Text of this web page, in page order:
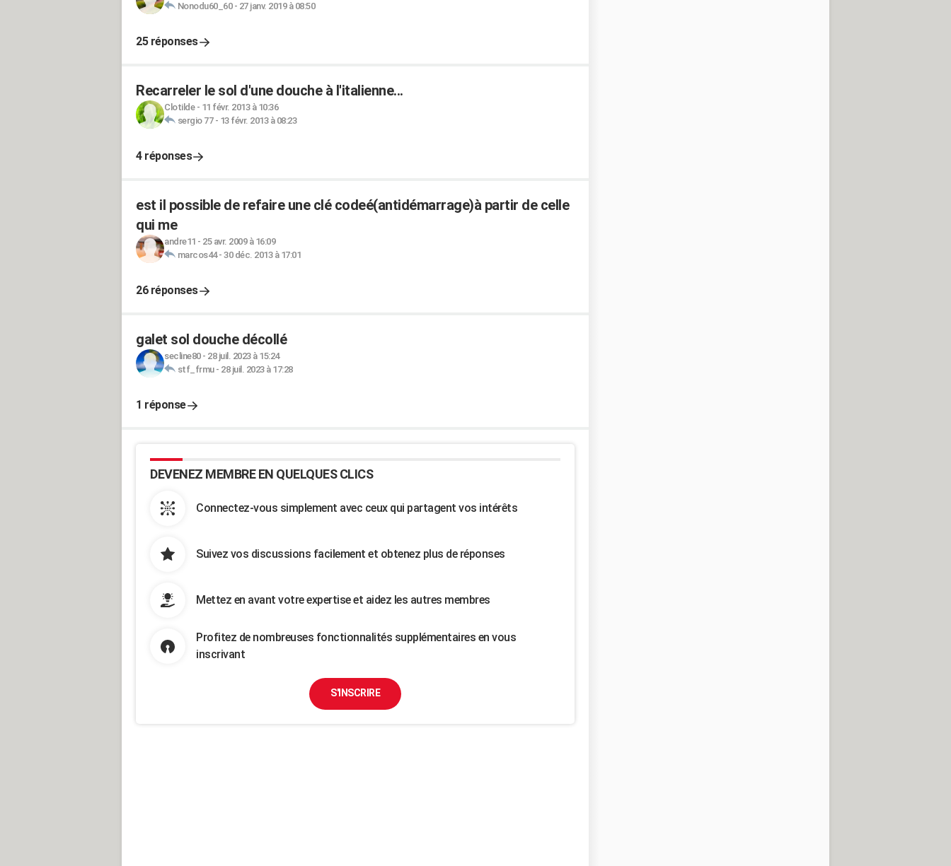
Nonodu60_60- 27 janv. 2019 à 08:50
25 réponses
Recarreler le sol d'une douche à l'italienne...
Clotilde- 11 févr. 2013 à 10:36
sergio 77- 13 févr. 2013 à 08:23
4 réponses
est il possible de refaire une clé codeé(antidémarrage)à partir de celle
qui me
andre11 - 25 avr. 2009 à 16:09
marcos44- 30 déc. 2013 à 17:01
26 réponses
galet sol douche décollé
secline80- 28 juil. 2023 à 15:24
stf_frmu- 28 juil. 2023 à 17:28
1 réponse
DEVENEZ MEMBRE EN QUELQUES CLICS
Connectez-vous simplement avec ceux qui partagent vos intérêts
Suivez vos discussions facilement et obtenez plus de réponses
Mettez en avant votre expertise et aidez les autres membres
Profitez de nombreuses fonctionnalités supplémentaires en vous
inscrivant
S'INSCRIRE